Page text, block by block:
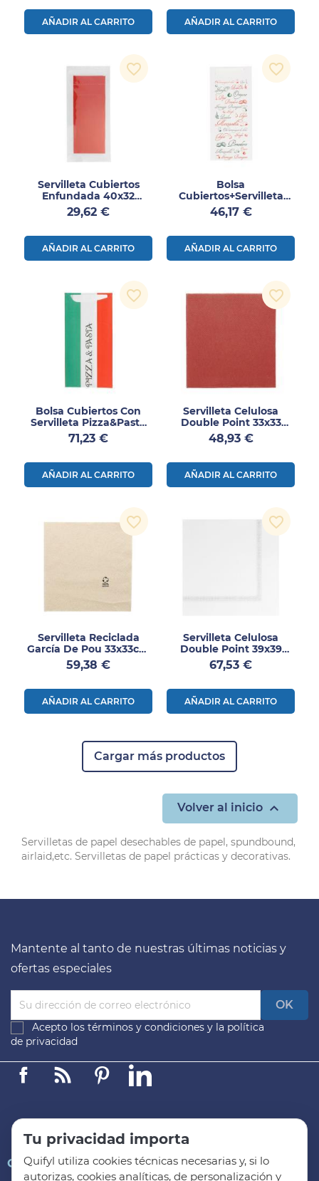
AÑADIR AL CARRITO AÑADIR AL CARRITO
Servilleta Cubiertos
Enfundada 40x32
Napoli 300uds
Precio
29,62 €
AÑADIR AL CARRITO
favorite_border
Bolsa
Cubiertos+servilleta
Just In Time 250uds
Precio
46,17 €
AÑADIR AL CARRITO
favorite_border
Bolsa Cubiertos Con
Servilleta Pizza&Pasta
400uds
Precio
71,23 €
AÑADIR AL CARRITO
favorite_border
Servilleta Celulosa
Double Point 33x33
1200uds
Precio
48,93 €
AÑADIR AL CARRITO
favorite_border
Servilleta Reciclada
García De Pou 33x33cm
2400uds
Precio
59,38 €
AÑADIR AL CARRITO
favorite_border
Servilleta Celulosa
Double Point 39x39
1200uds
Precio
67,53 €
AÑADIR AL CARRITO
favorite_border
Cargar más productos
Volver al inicio 
Servilletas de papel desechables de papel, spundbound,
airlaid,etc. Servilletas de papel prácticas y decorativas.
Mantente al tanto de nuestras últimas noticias y
ofertas especiales
Acepto los términos y condiciones y la política
de privacidad
FacebookLinkedinPinterest
QUIFYL
Tu privacidad importa
Quifyl utiliza cookies técnicas necesarias y, si lo
autorizas, cookies analíticas, de personalización y